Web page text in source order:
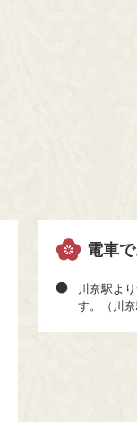
電車
川奈駅よ
す。（川